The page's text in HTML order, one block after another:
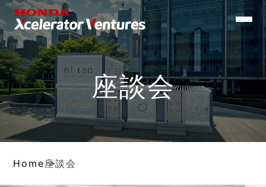
Toggle
座談会
Home座談会